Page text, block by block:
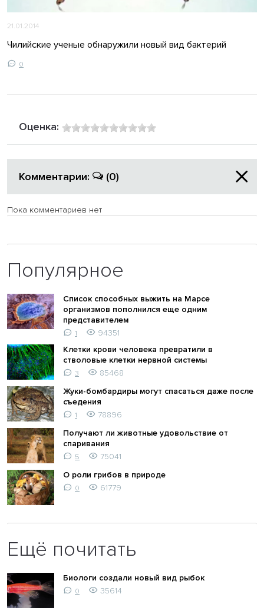
21.01.2014
Чилийские ученые обнаружили новый вид бактерий
0
Оценка:
Комментарии: (0)
Пока комментариев нет
Популярное
Список способных выжить на Марсе
организмов пополнился еще одним
представителем
1
94351
Клетки крови человека превратили в
стволовые клетки нервной системы
3
85468
Жуки-бомбардиры могут спасаться даже после
съедения
1
78896
Получают ли животные удовольствие от
спаривания
5
75041
О роли грибов в природе
0 61779
Ещё почитать
Биологи создали новый вид рыбок
0 35614